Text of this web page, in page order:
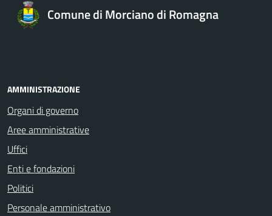
Comune di Morciano di Romagna
AMMINISTRAZIONE
Organi di governo
Aree amministrative
Uffici
Enti e fondazioni
Politici
Personale amministrativo